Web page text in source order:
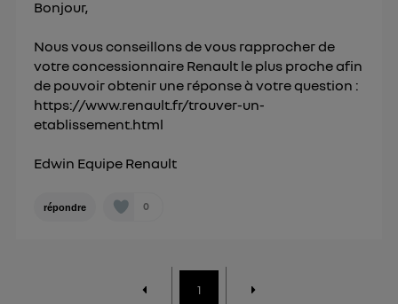
Bonjour,
Nous vous conseillons de vous rapprocher de
votre concessionnaire Renault le plus proche afin
de pouvoir obtenir une réponse à votre question :
https://www.renault.fr/trouver-un-
etablissement.html
Edwin Equipe Renault
répondre 0
1